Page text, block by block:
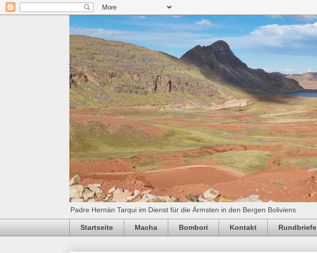
Padre Hernán Tarqui im Dienst für die Ärmsten in den Bergen Boliviens
Startseite Macha Bombori Kontakt Rundbriefe